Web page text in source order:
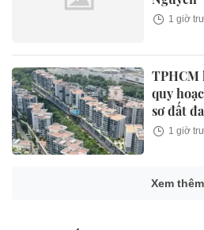
1 giờ
TPHCM
quy
sơ đất
1 giờ
Xem thêm